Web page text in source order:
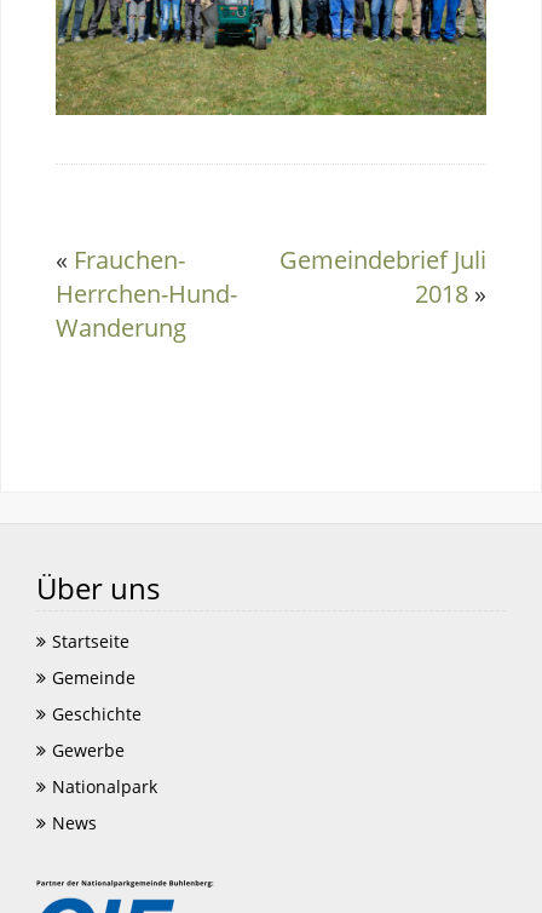
« Frauchen-
Herrchen-Hund-
Wanderung
Gemeindebrief Juli
2018 »
Über uns
Startseite
Gemeinde
Geschichte
Gewerbe
Nationalpark
News